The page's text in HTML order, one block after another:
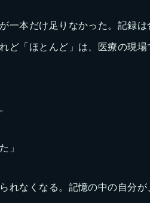
一本だけ足りなかった。記録は
ど「ほとんど」は、医療の現場
」
れなくなる。記憶の中の自分が